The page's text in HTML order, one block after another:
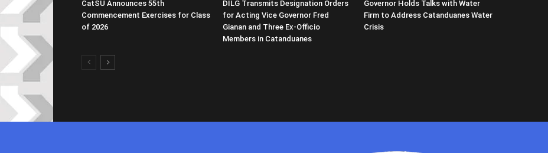
CatSU Announces 55th
Commencement Exercises for Class
of 2026
DILG Transmits Designation Orders
for Acting Vice Governor Fred
Gianan and Three Ex-Officio
Members in Catanduanes
Governor Holds Talks with Water
Firm to Address Catanduanes Water
Crisis